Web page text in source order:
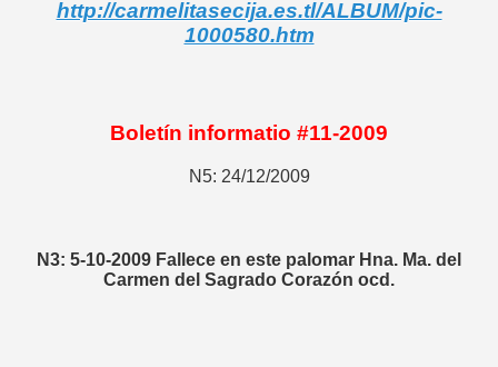
http://carmelitasecija.es.tl/ALBUM/pic-
1000580.htm
Boletín informatio #11-2009
N5: 24/12/2009
N3: 5-10-2009 Fallece en este palomar Hna. Ma. del
Carmen del Sagrado Corazón ocd.